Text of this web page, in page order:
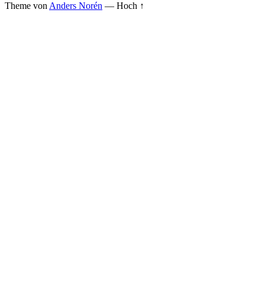
Theme von Anders Norén — Hoch ↑